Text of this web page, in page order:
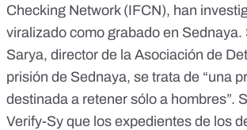
Checking Network (IFCN), han
viralizado como grabado en Sednaya.
Sarya, director de la Asociación de
prisión de Sednaya, se trata de “una
destinada a retener sólo a hombres”.
Verify-Sy que los expedientes de los